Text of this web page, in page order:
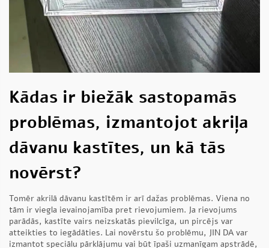
Kādas ir biežāk sastopamās
problēmas, izmantojot akriļa
dāvanu kastītes, un kā tās
novērst?
Tomēr akrilā dāvanu kastītēm ir arī dažas problēmas. Viena no
tām ir viegla ievainojamība pret rievojumiem. Ja rievojums
parādās, kastīte vairs neizskatās pievilcīga, un pircējs var
atteikties to iegādāties. Lai novērstu šo problēmu, JIN DA var
izmantot speciālu pārklājumu vai būt īpaši uzmanīgam apstrādē,